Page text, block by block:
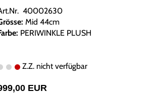
40002630
Mid 44cm
PERIWINKLE PLUSH
Z.Z. nicht verfügbar
EUR